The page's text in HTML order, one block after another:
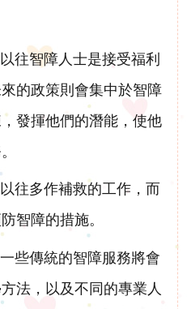
往智障人士是接受福利
的政策則會集中於智障
發揮他們的潛能，使他
往多作補救的工作，而
智障的措施。
些傳統的智障服務將會
法，以及不同的專業人